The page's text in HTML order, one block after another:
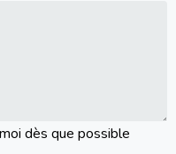
dès que possible